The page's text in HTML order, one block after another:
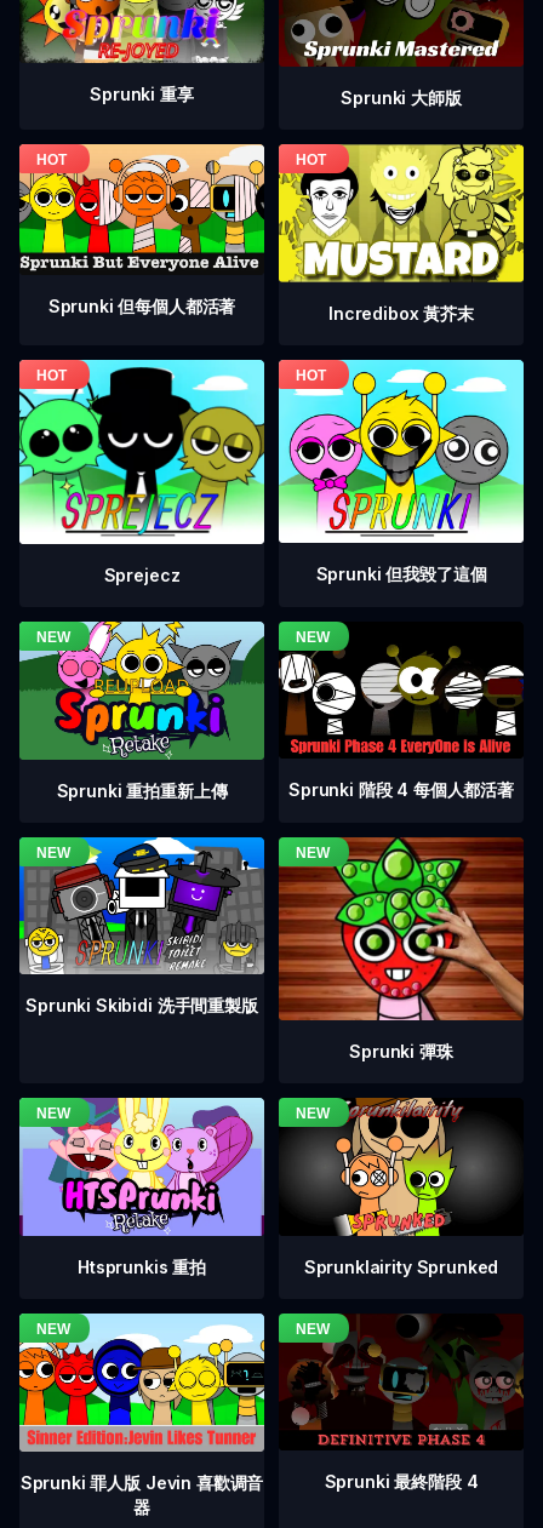
Sprunki 重享 Sprunki 大師版
Sprunki 但每個人都活著 Incredibox 黃芥末
Sprejecz Sprunki 但我毀了這個
Sprunki 重拍重新上傳 Sprunki 階段 4 每個人都活著
Sprunki Skibidi 洗手間重製版
Sprunki 彈珠
Htsprunkis 重拍 Sprunklairity Sprunked
Sprunki 罪人版 Jevin 喜歡调音
器
Sprunki 最終階段 4